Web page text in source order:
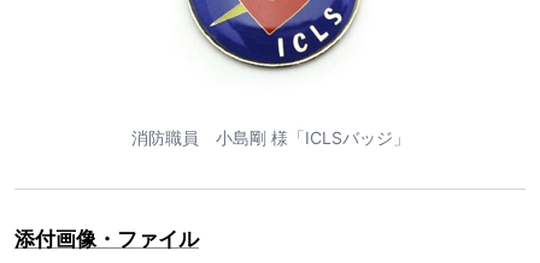
消防職員 小島剛 様「ICLSバッジ」
添付画像・ファイル